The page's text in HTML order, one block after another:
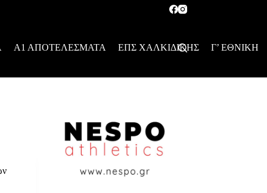
Α1 ΑΠΟΤΕΛΕΣΜΑΤΑ ΕΠΣ ΧΑΛΚΙΔΙΚΗΣ Γ’ ΕΘΝΙΚΗ